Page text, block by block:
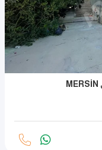
فيلا من 4 طوابق تحتوي على 10+1 غرف في MERSİN